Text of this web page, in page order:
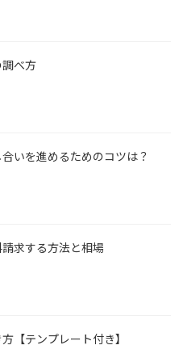
べ方
いを進めるためのコツは？
求する方法と相場
【テンプレート付き】